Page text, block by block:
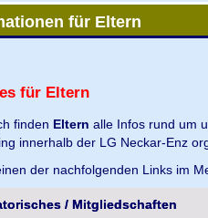
für Eltern
für Eltern
finden Eltern alle Infos rund um
innerhalb der LG Neckar-Enz
der nachfolgenden Links im
/ Mitgliedschaften